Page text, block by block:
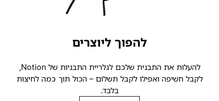
להפוך ליוצרים
להעלות את התבנית שלכם לגלריית התבניות של Notion,
לקבל חשיפה ואפילו לקבל תשלום – הכול תוך כמה לחיצות
בלבד.